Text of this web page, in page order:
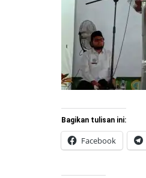
Bagikan tulisan ini:
Facebook